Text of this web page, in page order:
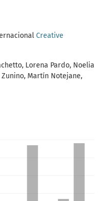
Creative
Lorena Pardo, Noelia
Martín Notejane,